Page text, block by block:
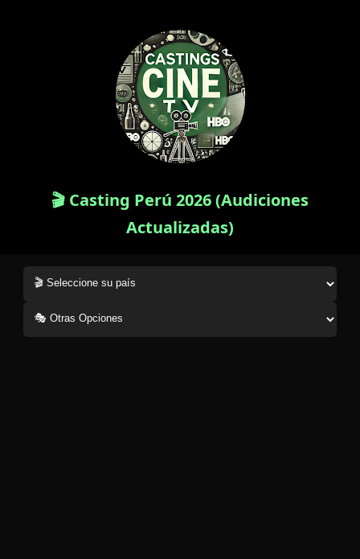
🎬 Casting Perú 2026 (Audiciones
Actualizadas)